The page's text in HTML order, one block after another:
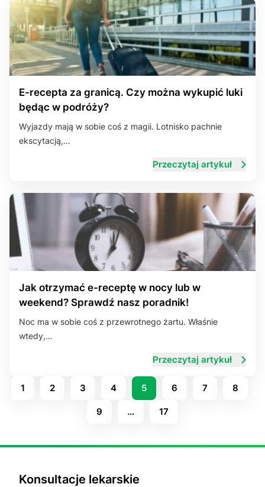
E-recepta za granicą. Czy można wykupić luki
będąc w podróży?
Wyjazdy mają w sobie coś z magii. Lotnisko pachnie
ekscytacją,…
Przeczytaj artykuł
Jak otrzymać e-receptę w nocy lub w
weekend? Sprawdź nasz poradnik!
Noc ma w sobie coś z przewrotnego żartu. Właśnie
wtedy,…
Przeczytaj artykuł
1 2 3 4 5 6 7 8
9 … 17
Konsultacje lekarskie